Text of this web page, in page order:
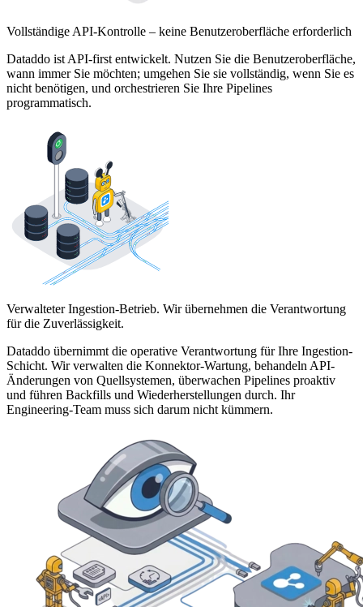
Vollständige API-Kontrolle – keine Benutzeroberfläche erforderlich
Dataddo ist API-first entwickelt. Nutzen Sie die Benutzeroberfläche,
wann immer Sie möchten; umgehen Sie sie vollständig, wenn Sie es
nicht benötigen, und orchestrieren Sie Ihre Pipelines
programmatisch.
Verwalteter Ingestion-Betrieb. Wir übernehmen die Verantwortung
für die Zuverlässigkeit.
Dataddo übernimmt die operative Verantwortung für Ihre Ingestion-
Schicht. Wir verwalten die Konnektor-Wartung, behandeln API-
Änderungen von Quellsystemen, überwachen Pipelines proaktiv
und führen Backfills und Wiederherstellungen durch. Ihr
Engineering-Team muss sich darum nicht kümmern.